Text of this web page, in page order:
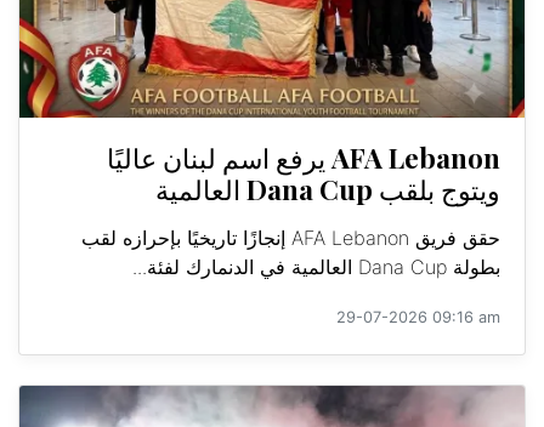
AFA Lebanon يرفع اسم لبنان عاليًا
ويتوج بلقب Dana Cup العالمية
حقق فريق AFA Lebanon إنجازًا تاريخيًا بإحرازه لقب
بطولة Dana Cup العالمية في الدنمارك لفئة...
29-07-2026 09:16 am